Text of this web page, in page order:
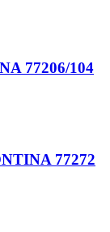
77206/104
77272